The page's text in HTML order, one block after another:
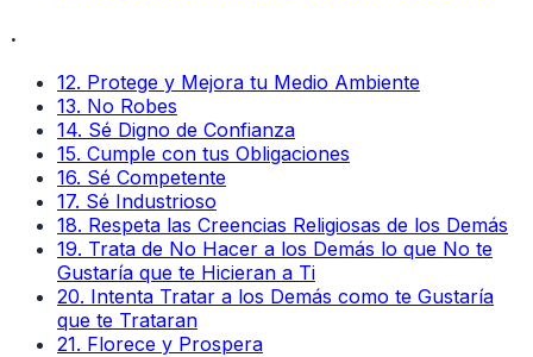
.
12. Protege y Mejora tu Medio Ambiente
13. No Robes
14. Sé Digno de Confianza
15. Cumple con tus Obligaciones
16. Sé Competente
17. Sé Industrioso
18. Respeta las Creencias Religiosas de los Demás
19. Trata de No Hacer a los Demás lo que No te
Gustaría que te Hicieran a Ti
20. Intenta Tratar a los Demás como te Gustaría
que te Trataran
21. Florece y Prospera